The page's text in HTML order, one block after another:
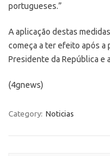
portugueses.”
A aplicação destas
começa a ter efeito após
Presidente da República e
(4gnews)
Category: Noticias